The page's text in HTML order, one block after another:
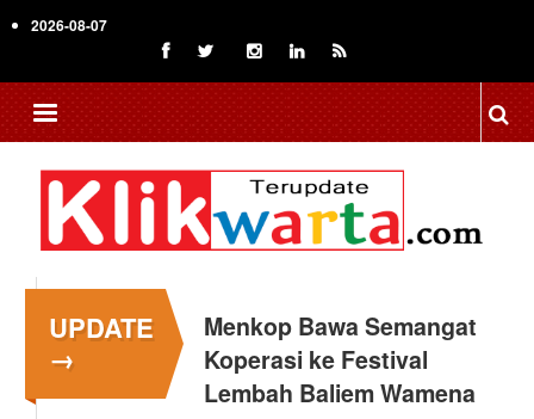
to
content
2026-08-07
UPDATE
→
Menkop Bawa Semangat
Koperasi ke Festival
Lembah Baliem Wamena
Tingkatkan Daya Saing
Indonesia, BRIN Fokus
Kembangkan Teknologi…